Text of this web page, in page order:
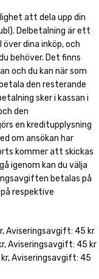
att dela upp din
Delbetalning är ett
dina inköp, och
behöver. Det finns
och du kan när som
den resterande
sker i kassan i
den
en kreditupplysning
om ansökan har
kommer att skickas
igenom kan du välja
betalas på
respektive
Aviseringsavgift: 45 kr
Aviseringsavgift: 45 kr
Aviseringsavgift: 45